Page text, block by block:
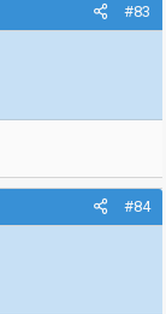
#83
#84